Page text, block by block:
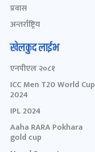
प्रवास
अन्तर्राष्ट्रिय
खेलकुद लाईभ
एनपीएल २०८१
ICC Men T20 World Cup
2024
IPL 2024
Aaha RARA Pokhara
gold cup